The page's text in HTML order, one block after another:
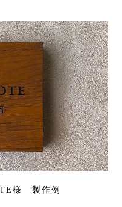
様 製作例